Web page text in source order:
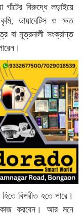
গাঁটের বিরুদ্ধে লড়াইয়ে
ডায়াবেটিস ও ক্ষত
বা মূত্রনালী সংক্রান্ত
বিপরীত হতে পারে।
কাজ করবেন। আর মনে